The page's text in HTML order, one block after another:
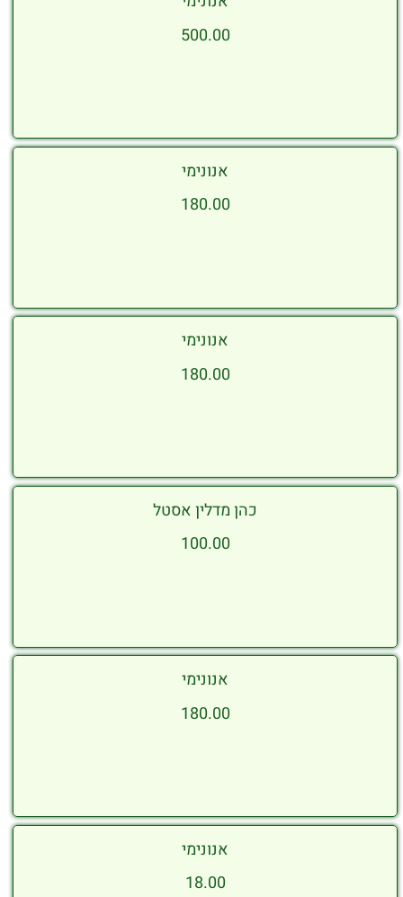
500.00
אנונימי
180.00
אנונימי
180.00
כהן מדלין אסטל
100.00
אנונימי
180.00
אנונימי
18.00